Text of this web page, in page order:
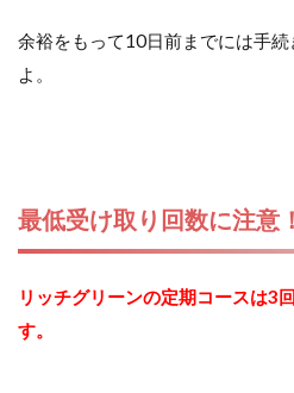
余裕をもって10日前までには手
よ。
最低受け取り回数に注意！
リッチグリーンの定期コースは3
す。